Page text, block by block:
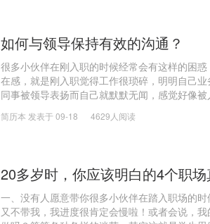
如何与领导保持有效的沟通？
很多小伙伴在刚入职的时候经常会有这样的困
在感，就是刚入职觉得工作很琐碎，明明自己
同事被领导表扬而自己就默默无闻，感觉好像
最主要的
简历本 发表于 09-18 4629人阅读
20多岁时，你应该明白的4个职场
一、没有人愿意带你很多小伙伴在踏入职场的
又不带我，我进度很肯定会慢啦！或者会说，